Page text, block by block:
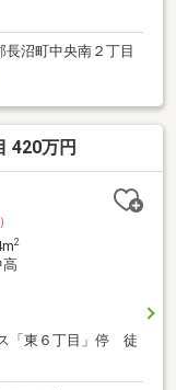
長沼町中央南２丁目
420万円
2
「東６丁目」停 徒